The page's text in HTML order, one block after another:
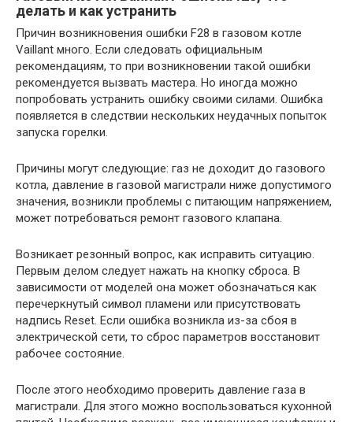
делать и как устранить
Причин возникновения ошибки F28 в газовом котле
Vaillant много. Если следовать официальным
рекомендациям, то при возникновении такой ошибки
рекомендуется вызвать мастера. Но иногда можно
попробовать устранить ошибку своими силами. Ошибка
появляется в следствии нескольких неудачных попыток
запуска горелки.
Причины могут следующие: газ не доходит до газового
котла, давление в газовой магистрали ниже допустимого
значения, возникли проблемы с питающим напряжением,
может потребоваться ремонт газового клапана.
Возникает резонный вопрос, как исправить ситуацию.
Первым делом следует нажать на кнопку сброса. В
зависимости от моделей она может обозначаться как
перечеркнутый символ пламени или присутствовать
надпись Reset. Если ошибка возникла из-за сбоя в
электрической сети, то сброс параметров восстановит
рабочее состояние.
После этого необходимо проверить давление газа в
магистрали. Для этого можно воспользоваться кухонной